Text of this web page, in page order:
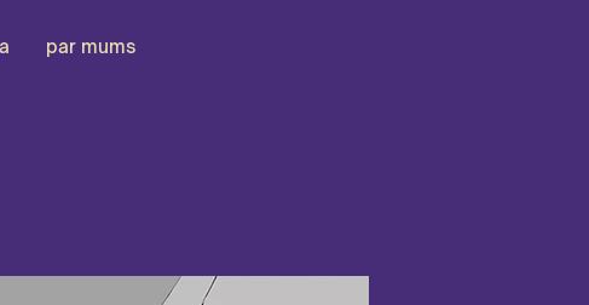
par mums